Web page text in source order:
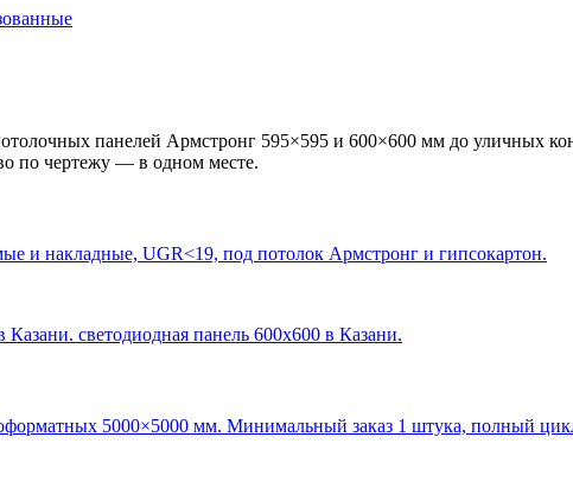
панелей Армстронг 595×595 и 600×600 мм до уличных
по чертежу — в одном месте.
и накладные, UGR<19, под потолок Армстронг и гипсокартон.
светодиодная панель 600х600 в Казани.
5000×5000 мм. Минимальный заказ 1 штука, полный